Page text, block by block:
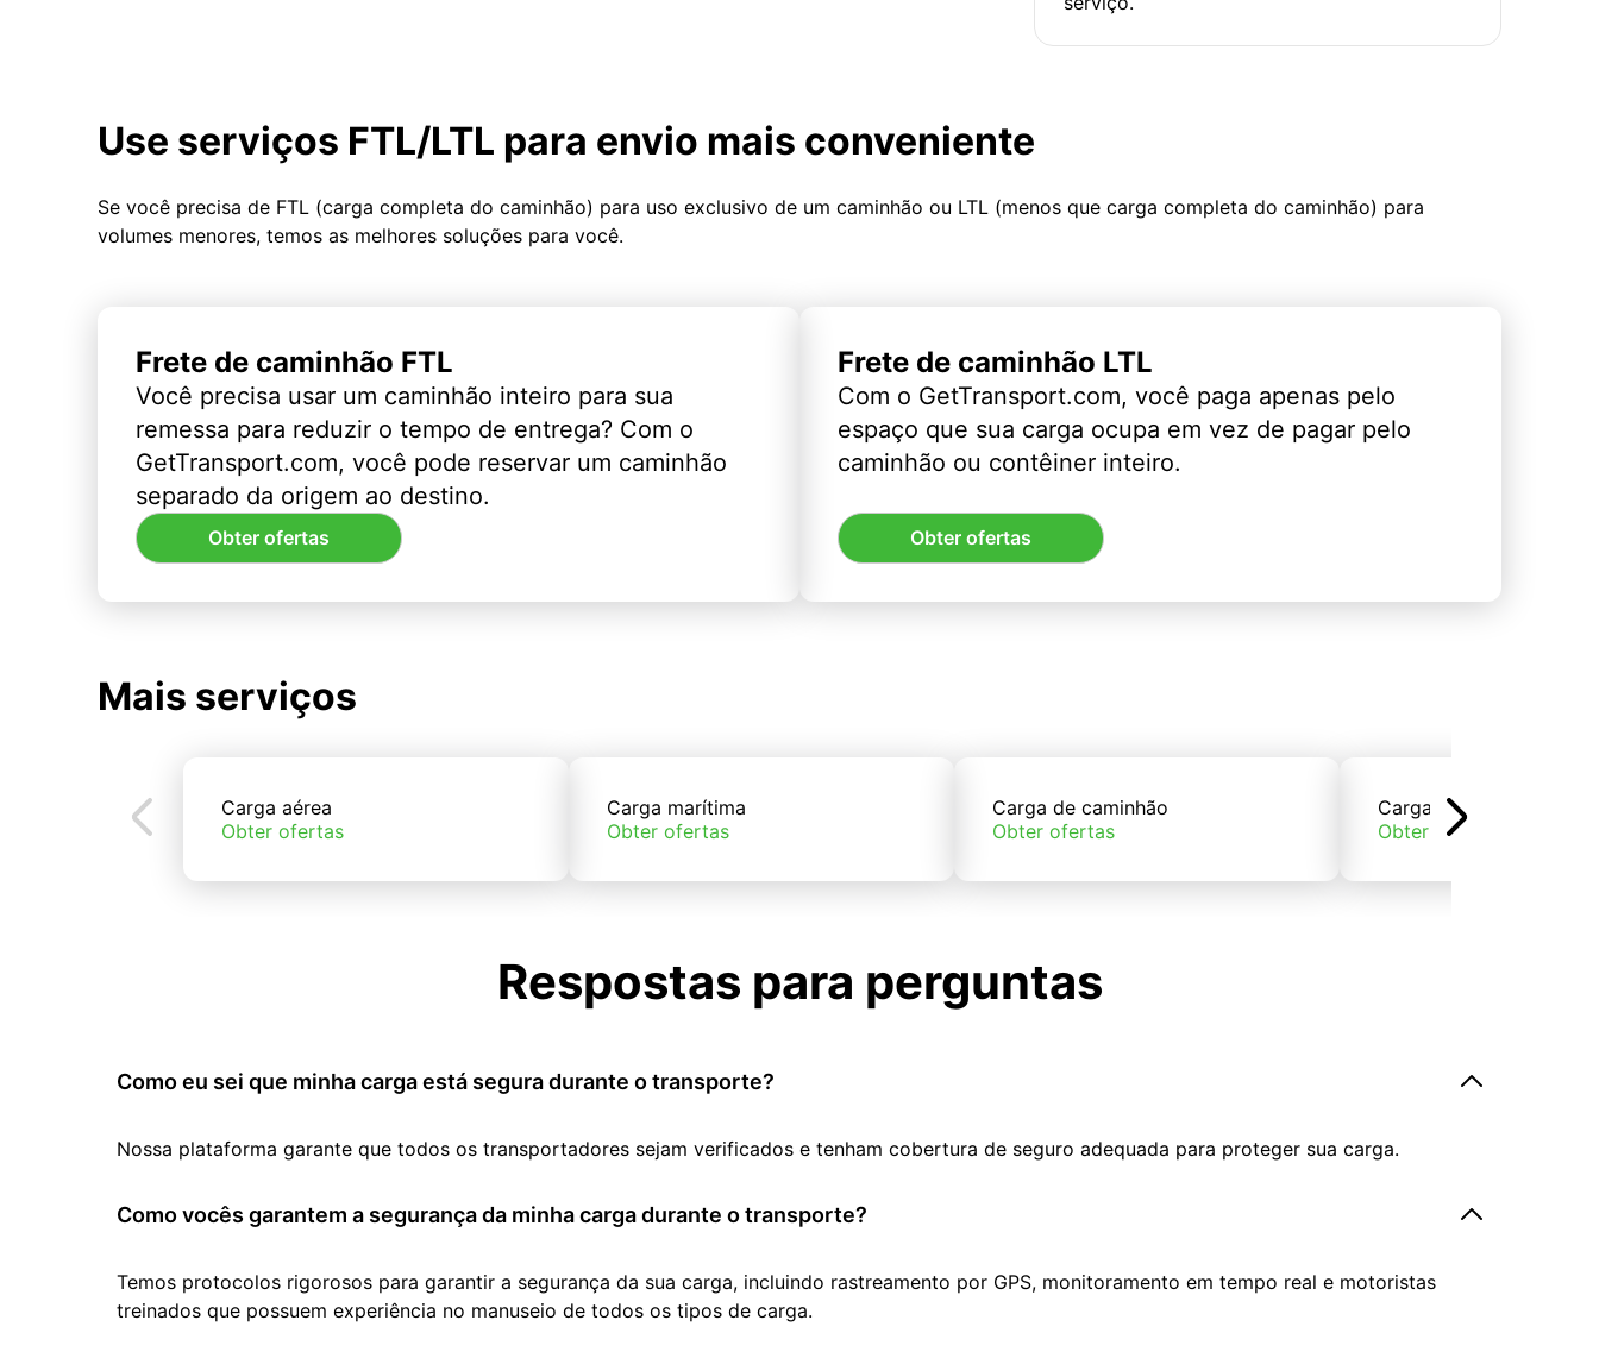
Use serviços FTL/LTL para envio mais conveniente
Se você precisa de FTL (carga completa do caminhão) para uso exclusivo de um caminhão ou LTL (menos que carga completa do caminhão) para
volumes menores, temos as melhores soluções para você.
Frete de caminhão FTL
Você precisa usar um caminhão inteiro para sua
remessa para reduzir o tempo de entrega? Com o
GetTransport.com, você pode reservar um caminhão
separado da origem ao destino.
Obter ofertas
Frete de caminhão LTL
Com o GetTransport.com, você paga apenas pelo
espaço que sua carga ocupa em vez de pagar pelo
caminhão ou contêiner inteiro.
Obter ofertas
Mais serviços
Carga aérea
Obter ofertas
Carga marítima
Obter ofertas
Carga de caminhão
Obter ofertas
Carga de trem
Obter ofertas
Respostas para perguntas
Como eu sei que minha carga está segura durante o transporte?
Nossa plataforma garante que todos os transportadores sejam verificados e tenham cobertura de seguro adequada para proteger sua carga.
Como vocês garantem a segurança da minha carga durante o transporte?
Temos protocolos rigorosos para garantir a segurança da sua carga, incluindo rastreamento por GPS, monitoramento em tempo real e motoristas
treinados que possuem experiência no manuseio de todos os tipos de carga.